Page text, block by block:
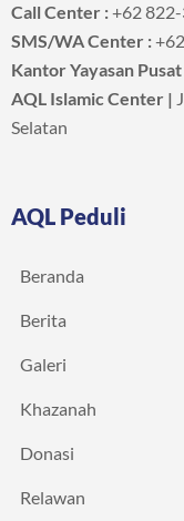
Call Center :+62
SMS/WA Center :
Kantor Yayasan
AQL Islamic Center |
Selatan
AQL Peduli
Beranda
Berita
Galeri
Khazanah
Donasi
Relawan